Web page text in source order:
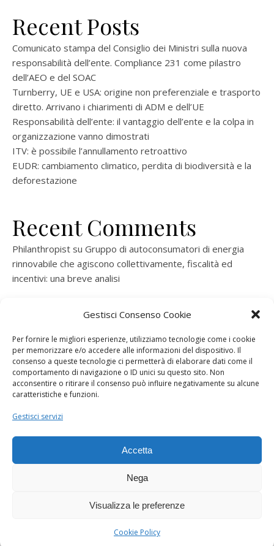
Gestisci Consenso Cookie
Per fornire le migliori esperienze, utilizziamo tecnologie come i cookie
per memorizzare e/o accedere alle informazioni del dispositivo. Il
consenso a queste tecnologie ci permetterà di elaborare dati come il
comportamento di navigazione o ID unici su questo sito. Non
acconsentire o ritirare il consenso può influire negativamente su alcune
caratteristiche e funzioni.
Gestisci servizi
Accetta
Nega
Visualizza le preferenze
Cookie Policy
Recent Posts
Comunicato stampa del Consiglio dei Ministri sulla nuova
responsabilità dell’ente. Compliance 231 come pilastro
dell’AEO e del SOAC
Turnberry, UE e USA: origine non preferenziale e trasporto
diretto. Arrivano i chiarimenti di ADM e dell’UE
Responsabilità dell’ente: il vantaggio dell’ente e la colpa in
organizzazione vanno dimostrati
ITV: è possibile l’annullamento retroattivo
EUDR: cambiamento climatico, perdita di biodiversità e la
deforestazione
Recent Comments
Philanthropist su Gruppo di autoconsumatori di energia
rinnovabile che agiscono collettivamente, fiscalità ed
incentivi: una breve analisi
rinnovabile che agiscono collettivamente, fiscalità ed
ramatogelsuGruppo di autoconsumatori di energia
rinnovabile che agiscono collettivamente, fiscalità ed
incentivi: una breve analisi
consorzio per la produzione di energia elettrica
Dogana Sostenibile 2026 ©
Ashe Tema di
WP Royal